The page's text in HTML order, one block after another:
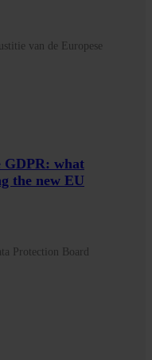
van de Europese
GDPR: what
the new EU
Protection Board